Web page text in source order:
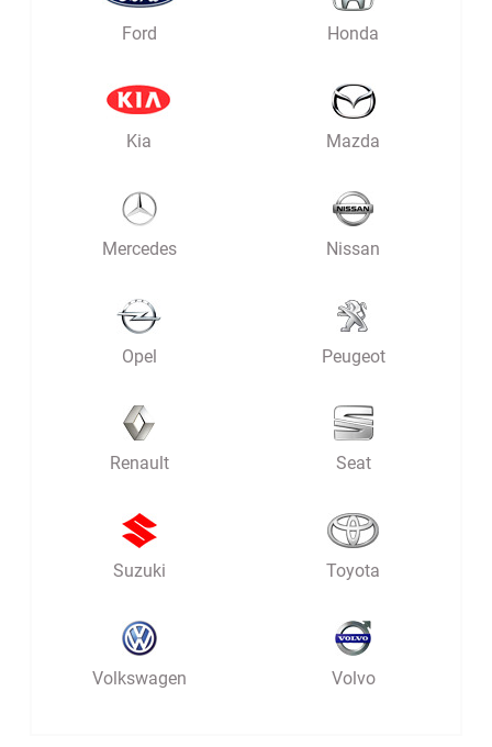
Ford Honda
Kia Mazda
Mercedes Nissan
Opel Peugeot
Renault Seat
Suzuki Toyota
Volkswagen Volvo